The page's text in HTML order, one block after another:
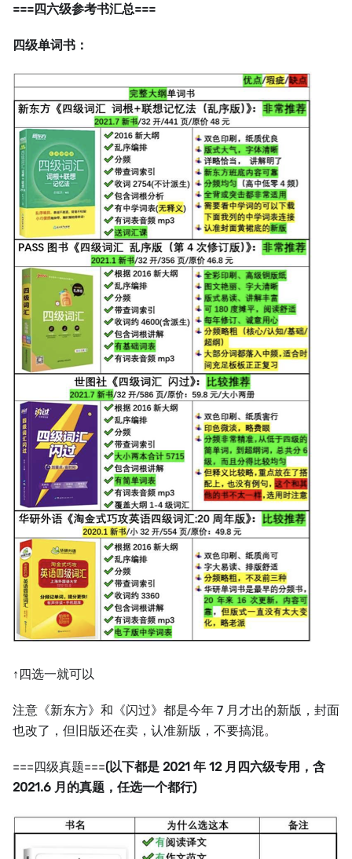
===四六级参考书汇总===
四级单词书：
↑四选一就可以
注意《新东方》和《闪过》都是今年 7 月才出的新版，封面
也改了，但旧版还在卖，认准新版，不要搞混。
===四级真题===(以下都是 2021 年 12 月四六级专用，含
2021.6 月的真题，任选一个都行)